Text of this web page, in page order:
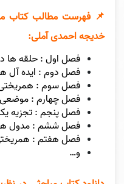
📌 فهرست مطالب کتاب
خدیجه احمدی آملی:
فصل اول : حلقه ها
فصل دوم : ایده آل
فصل سوم : همریختی
فصل چهارم :
فصل پنجم : تجزیه
فصل ششم : مدول
فصل هفتم :
و…